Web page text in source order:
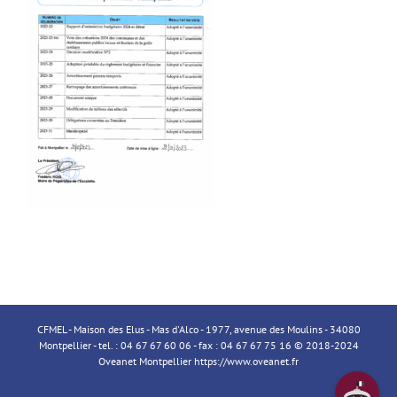
CFMEL - Maison des Elus - Mas d'Alco - 1977, avenue des Moulins - 34080
Montpellier - tel. : 04 67 67 60 06 - fax : 04 67 67 75 16 © 2018-2024
Oveanet Montpellier https://www.oveanet.fr